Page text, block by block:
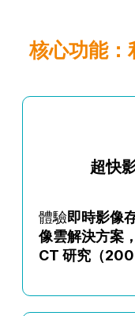
核心功能：
超快
體驗即時影像
像雲解決方案，
CT 研究（